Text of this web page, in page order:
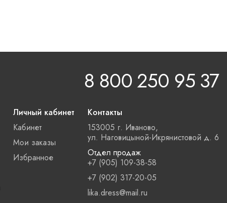
8 800 250 95 37
Личный кабинет
Кабинет
Мои заказы
Избранное
Контакты
153005 г. Иваново,
ул. Наговицыной-Икрянистовой д. 6
Отдел продаж
+7 (905) 109-38-58
+7 (902) 317-20-05
lika.dress@mail.ru